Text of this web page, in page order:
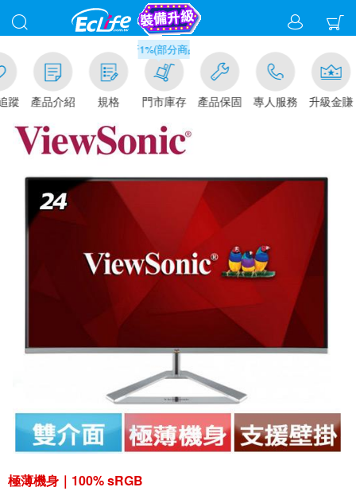
蹤 產品介紹 規格
滿千元門市取貨現折1%(部分商品不適用)-請點我看
門市庫存 產品保固 專人服務 升級金賺
極薄機身｜100% sRGB